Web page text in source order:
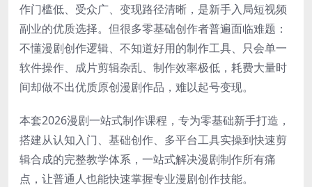
作门槛低、受众广、变现路径清晰，是新手入局短视频
副业的优质选择。但很多零基础创作者普遍面临难题：
不懂漫剧创作逻辑、不知道好用的制作工具、只会单一
软件操作、成片剪辑杂乱、制作效率极低，耗费大量时
间却做不出优质原创漫剧作品，难以起号变现。
本套2026漫剧一站式制作课程，专为零基础新手打造，
搭建从认知入门、基础创作、多平台工具实操到快速剪
辑合成的完整教学体系，一站式解决漫剧制作所有痛
点，让普通人也能快速掌握专业漫剧创作技能。